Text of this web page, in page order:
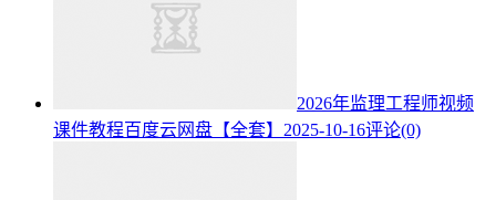
2026年监理工程师视频
课件教程百度云网盘【全套】 2025-10-16评论(0)